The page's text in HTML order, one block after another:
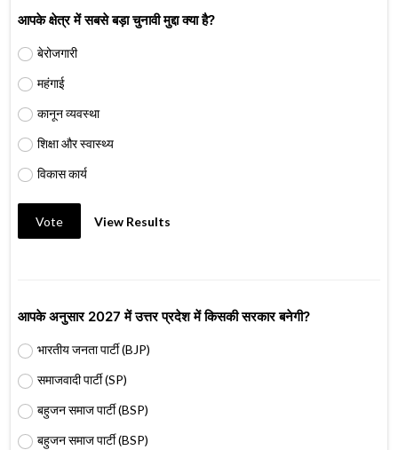
आपके क्षेत्र में सबसे बड़ा चुनावी मुद्दा क्या है?
बेरोजगारी
महंगाई
कानून व्यवस्था
शिक्षा और स्वास्थ्य
विकास कार्य
Vote View Results
आपके अनुसार 2027 में उत्तर प्रदेश में किसकी सरकार बनेगी?
भारतीय जनता पार्टी (BJP)
समाजवादी पार्टी (SP)
बहुजन समाज पार्टी (BSP)
बहुजन समाज पार्टी (BSP)